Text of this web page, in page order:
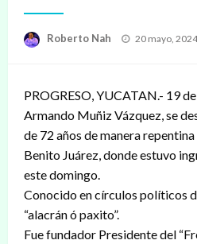
Roberto Nah
Publicado
20 mayo, 2024
PROGRESO, YUCATAN.- 19
Armando Muñiz Vázquez, se
de 72 años de manera
Benito Juárez, donde estuvo
este domingo.
Conocido en círculos políticos
“alacrán ó paxito”.
Fue fundador Presidente del